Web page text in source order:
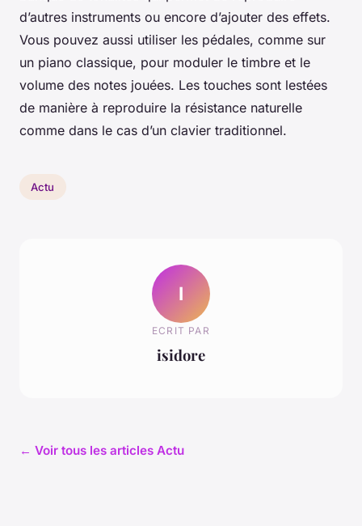
d’autres instruments ou encore d’ajouter des effets.
Vous pouvez aussi utiliser les pédales, comme sur
un piano classique, pour moduler le timbre et le
volume des notes jouées. Les touches sont lestées
de manière à reproduire la résistance naturelle
comme dans le cas d’un clavier traditionnel.
Actu
I
ECRIT PAR
isidore
← Voir tous les articles Actu